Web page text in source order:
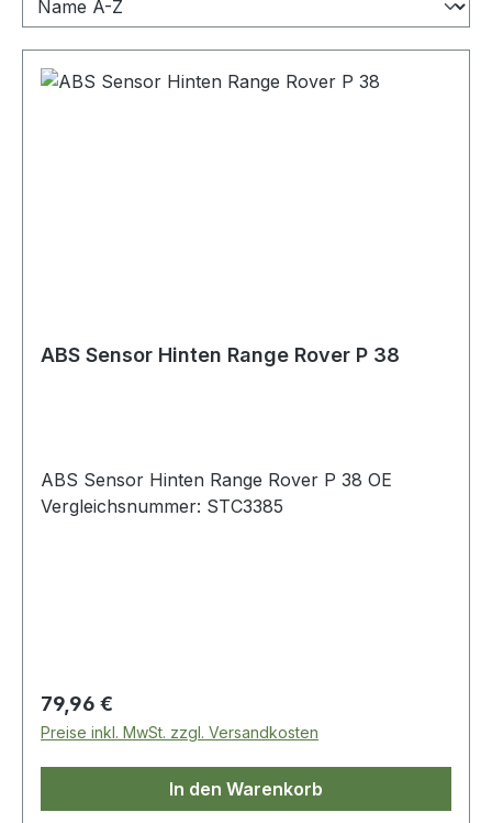
ABS Sensor Hinten Range Rover P 38
ABS Sensor Hinten Range Rover P 38 OE
Vergleichsnummer: STC3385
Regulärer Preis:
79,96 €
Preise inkl. MwSt. zzgl. Versandkosten
In den Warenkorb